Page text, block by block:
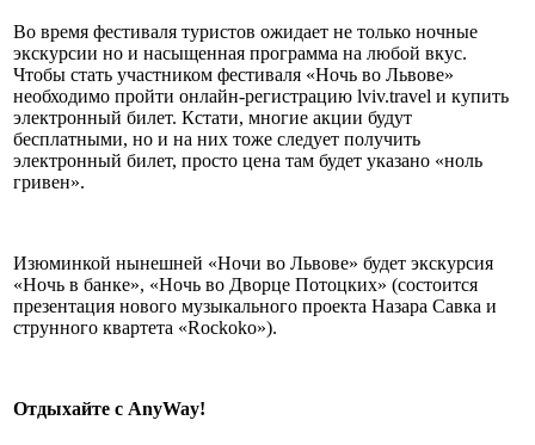
Во время фестиваля туристов ожидает не только ночные
экскурсии но и насыщенная программа на любой вкус.
Чтобы стать участником фестиваля «Ночь во Львове»
необходимо пройти онлайн-регистрацию lviv.travel и купить
электронный билет. Кстати, многие акции будут
бесплатными, но и на них тоже следует получить
электронный билет, просто цена там будет указано «ноль
гривен».
Изюминкой нынешней «Ночи во Львове» будет экскурсия
«Ночь в банке», «Ночь во Дворце Потоцких» (состоится
презентация нового музыкального проекта Назара Савка и
струнного квартета «Rockoko»).
Отдыхайте с AnyWay!